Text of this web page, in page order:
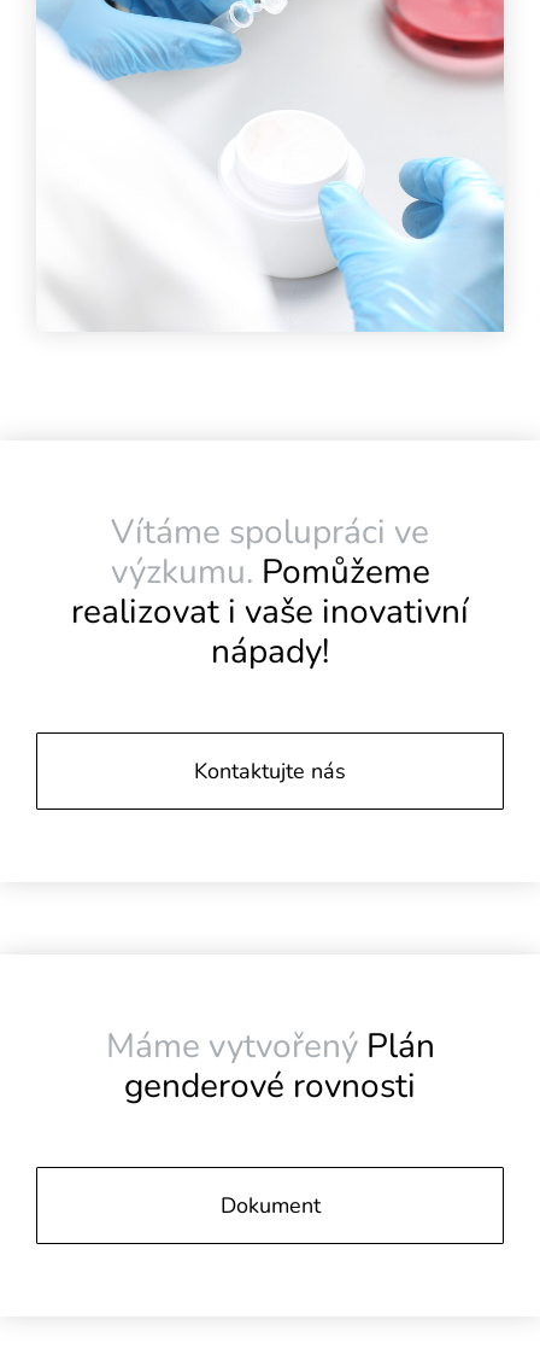
Vítáme spolupráci ve
výzkumu. Pomůžeme
realizovat i vaše inovativní
nápady!
Kontaktujte nás
Máme vytvořený Plán
genderové rovnosti
Dokument